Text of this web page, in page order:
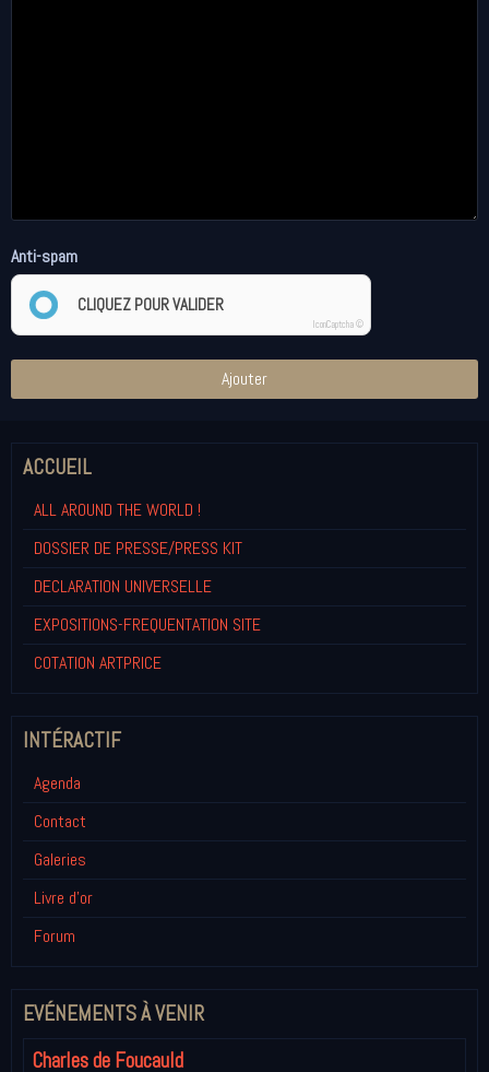
Anti-spam
CLIQUEZ POUR VALIDER
IconCaptcha ©
Ajouter
ACCUEIL
ALL AROUND THE WORLD !
DOSSIER DE PRESSE/PRESS KIT
DECLARATION UNIVERSELLE
EXPOSITIONS-FREQUENTATION SITE
COTATION ARTPRICE
INTÉRACTIF
Agenda
Contact
Galeries
Livre d'or
Forum
EVÉNEMENTS À VENIR
Charles de Foucauld